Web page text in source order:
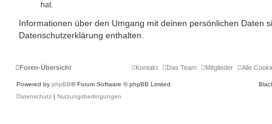
hat.
Informationen über den Umgang mit deinen persönlichen Daten
Datenschutzerklärung enthalten.
Foren-Übersicht Alle
Mitglieder
Das Team
Kontakt
Powered by phpBB® Forum Software © phpBB Limited
Datenschutz | Nutzungsbedingungen